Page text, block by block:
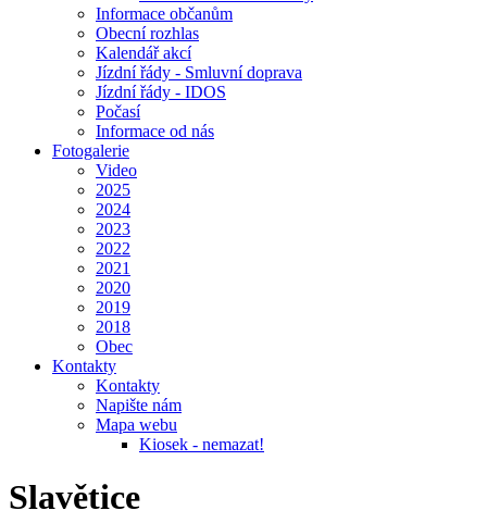
Informace občanům
Obecní rozhlas
Kalendář akcí
Jízdní řády - Smluvní doprava
Jízdní řády - IDOS
Počasí
Informace od nás
Fotogalerie
Video
2025
2024
2023
2022
2021
2020
2019
2018
Obec
Kontakty
Kontakty
Napište nám
Mapa webu
Kiosek - nemazat!
Slavětice